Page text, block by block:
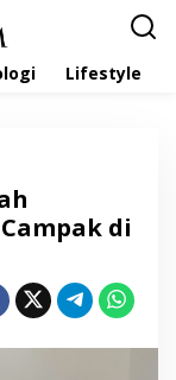
Lifestyle
di